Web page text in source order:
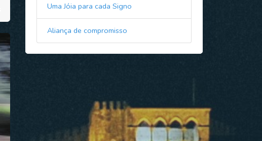
Uma Jóia para cada Signo
Aliança de compromisso